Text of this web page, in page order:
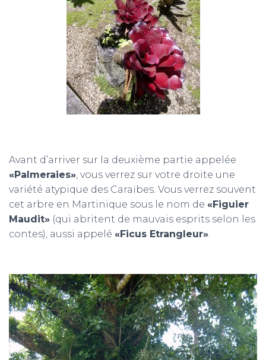
Avant d’arriver sur la deuxième partie appelée
«Palmeraies», vous verrez sur votre droite une
variété atypique des Caraïbes. Vous verrez souvent
cet arbre en Martinique sous le nom de «Figuier
Maudit» (qui abritent de mauvais esprits selon les
contes), aussi appelé «Ficus Etrangleur».